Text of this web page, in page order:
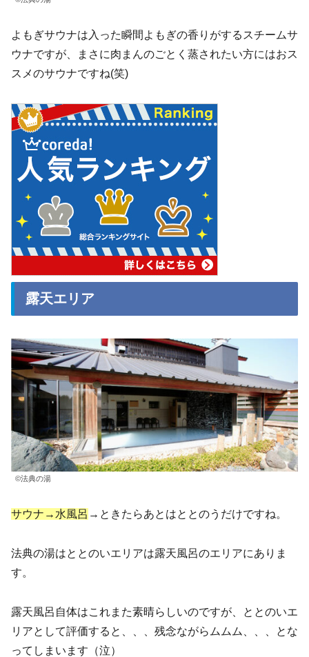
よもぎサウナは入った瞬間よもぎの香りがするスチームサ
ウナですが、まさに肉まんのごとく蒸されたい方にはおス
スメのサウナですね(笑)
露天エリア
©法典の湯
サウナ→水風呂 →ときたらあとはととのうだけですね。
法典の湯はととのいエリアは露天風呂のエリアにありま
す。
露天風呂自体はこれまた素晴らしいのですが、ととのいエ
リアとして評価すると、、、残念ながらムムム、、、とな
ってしまいます（泣）